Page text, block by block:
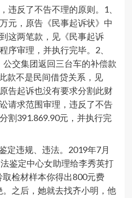
违反了不告不理的原则。1、
元，原告《民事起诉状》中
这两笔款，见《民事起诉
序审理，并执行完毕。2、
公交集团返回三台车的补偿款
款不是民间借贷关系，见
告起诉也没有要求分割此财
请求范围审理，违反了不告
割391.869.90元，并执行完
定违规、违法。2019年7月
鉴定中心女助理给李秀英打
取检材样本你得出800元费
。之后，她就去找齐小明，他